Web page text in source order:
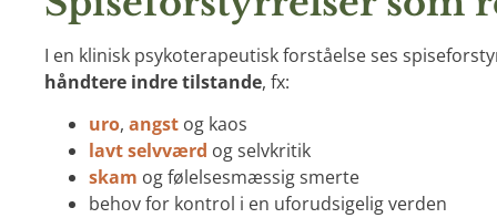
I en klinisk psykoterapeutisk forståelse ses
håndtere indre tilstande, fx:
uro, angst og kaos
lavt selvværd og selvkritik
skam og følelsesmæssig smerte
behov for kontrol i en uforudsigelig verden